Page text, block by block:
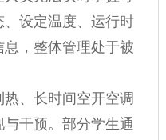
设定温度、运行时
，整体管理处于被
、长时间空开空调
干预。部分学生通